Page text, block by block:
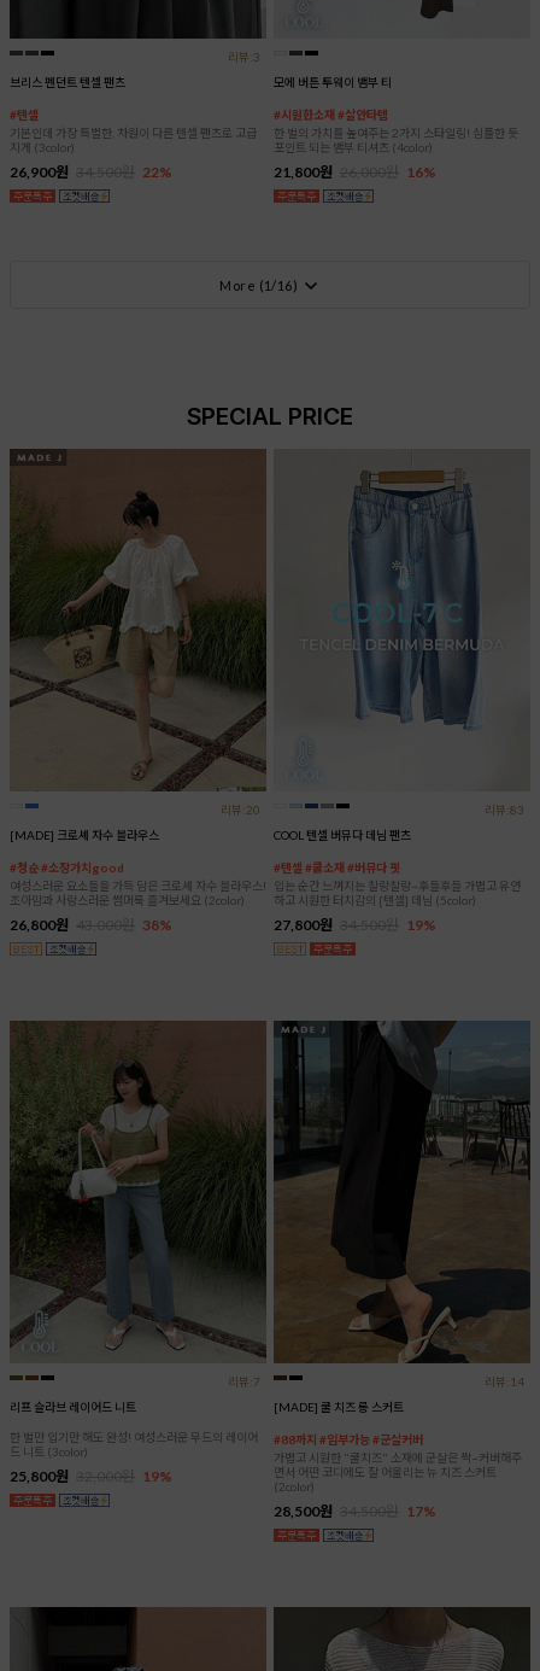
리뷰:3
브리스 펜던트 텐셀 팬츠
#텐셀
기본인데 가장 특별한, 차원이 다른 텐셀 팬츠로 고급
지게 (3color)
26,900원 22%
모에 버튼 투웨이 뱀부 티
#시원한소재 #살안타템
한 벌의 가치를 높여주는 2가지 스타일링! 심플한 듯
포인트 되는 뱀부 티셔츠 (4color)
21,800원 16%
More (1/16)
SPECIAL PRICE
리뷰:20
[MADE] 크로셰 자수 블라우스
#청순 #소장가치good
여성스러운 요소들을 가득 담은 크로셰 자수 블라우스!
조아맘과 사랑스러운 썸머룩 즐겨보세요 (2color)
26,800원 38%
리뷰:83
COOL 텐셀 버뮤다 데님 팬츠
#텐셀 #쿨소재 #버뮤다 핏
입는 순간 느껴지는 찰랑찰랑~후들후들 가볍고 유연
하고 시원한 터치감의 [텐셀] 데님 (5color)
27,800원 19%
리뷰:7
리프 슬라브 레이어드 니트
한 벌만 입기만 해도 완성! 여성스러운 무드의 레이어
드 니트 (3color)
25,800원 19%
리뷰:14
[MADE] 쿨 치즈 롱 스커트
#88까지 #임부가능 #군살커버
가볍고 시원한 "쿨치즈" 소재에 군살은 싹~커버해주
면서 어떤 코디에도 잘 어울리는 뉴 치즈 스커트
(2color)
28,500원 17%